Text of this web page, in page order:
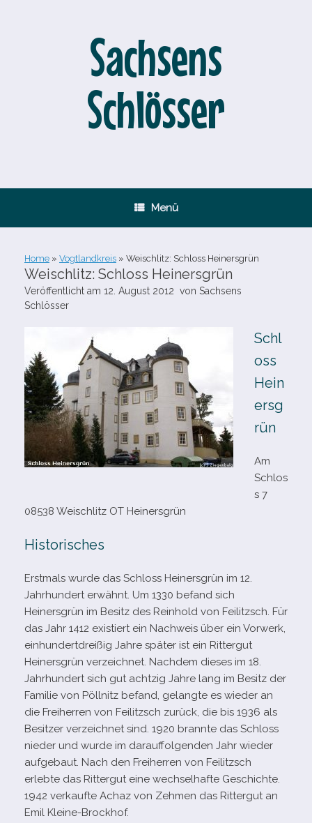
Sachsens
Schlösser
Menü
Home » Vogtlandkreis » Weischlitz: Schloss Heinersgrün
Weischlitz: Schloss Heinersgrün
Veröffentlicht am 12. August 2012 von Sachsens
Schlösser
Schl
oss
Hein
ersg
rün
Am
Schlos
s 7
08538 Weischlitz OT Heinersgrün
Historisches
Erstmals wurde das Schloss Heinersgrün im 12.
Jahrhundert erwähnt. Um 1330 befand sich
Heinersgrün im Besitz des Reinhold von Feilitzsch. Für
das Jahr 1412 exis­tiert ein Nachweis über ein Vorwerk,
ein­hun­dert­drei­ßig Jahre spä­ter ist ein Rittergut
Heinersgrün ver­zeich­net. Nachdem die­ses im 18.
Jahrhundert sich gut acht­zig Jahre lang im Besitz der
Familie von Pöllnitz befand, gelangte es wie­der an
die Freiherren von Feilitzsch zurück, die bis 1936 als
Besitzer ver­zeich­net sind. 1920 brannte das Schloss
nie­der und wurde im dar­auf­fol­gen­den Jahr wie­der
auf­ge­baut. Nach den Freiherren von Feilitzsch
erlebte das Rittergut eine wech­sel­hafte Geschichte.
1942 ver­kaufte Achaz von Zehmen das Rittergut an
Emil Kleine-Brockhof.